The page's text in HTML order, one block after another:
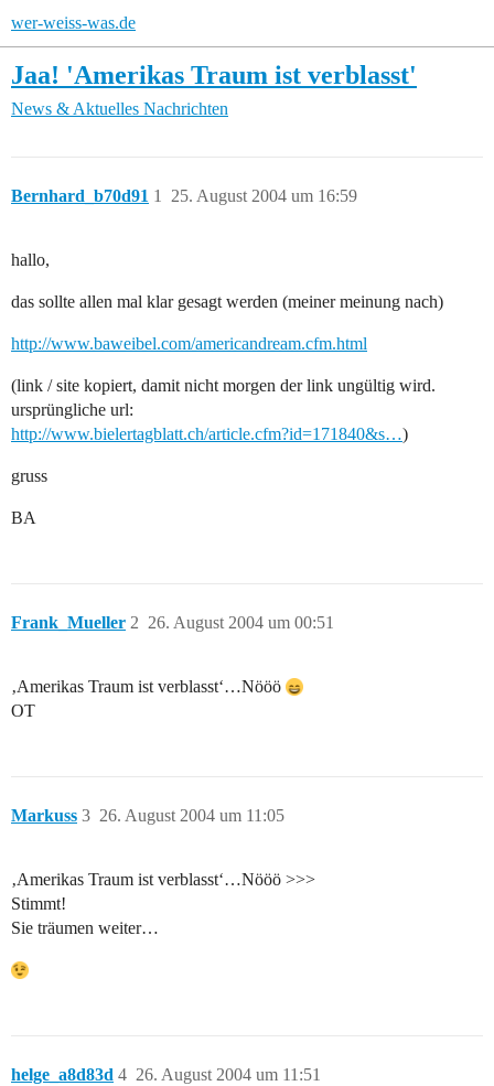
wer-weiss-was.de
Jaa! 'Amerikas Traum ist verblasst'
News & Aktuelles Nachrichten
Bernhard_b70d91 25. August 2004 um 16:59
1
hallo,
das sollte allen mal klar gesagt werden (meiner meinung nach)
http://www.baweibel.com/americandream.cfm.html
(link / site kopiert, damit nicht morgen der link ungültig wird.
ursprüngliche url:
http://www.bielertagblatt.ch/article.cfm?id=171840&s…)
gruss
BA
Frank_Mueller 26. August 2004 um 00:51
2
‚Amerikas Traum ist verblasst‘…Nööö
OT
Markuss 26. August 2004 um 11:05
3
‚Amerikas Traum ist verblasst‘…Nööö >>>
Stimmt!
Sie träumen weiter…
helge_a8d83d 26. August 2004 um 11:51
4